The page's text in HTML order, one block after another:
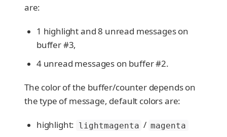
are:
1 highlight and 8 unread messages on
buffer #3,
4 unread messages on buffer #2.
The color of the buffer/counter depends on
the type of message, default colors are:
highlight: lightmagenta / magenta